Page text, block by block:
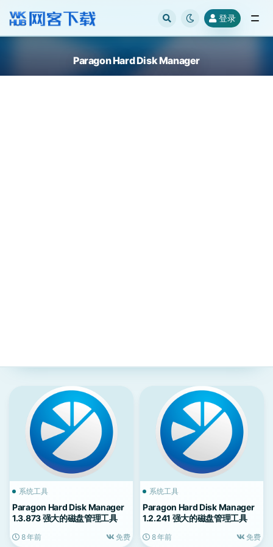
登录
Paragon Hard Disk Manager
系统工具
Paragon Hard Disk Manager
1.3.873 强大的磁盘管理工具
8 年前 免费
系统工具
Paragon Hard Disk Manager
1.2.241 强大的磁盘管理工具
8 年前 免费
全部